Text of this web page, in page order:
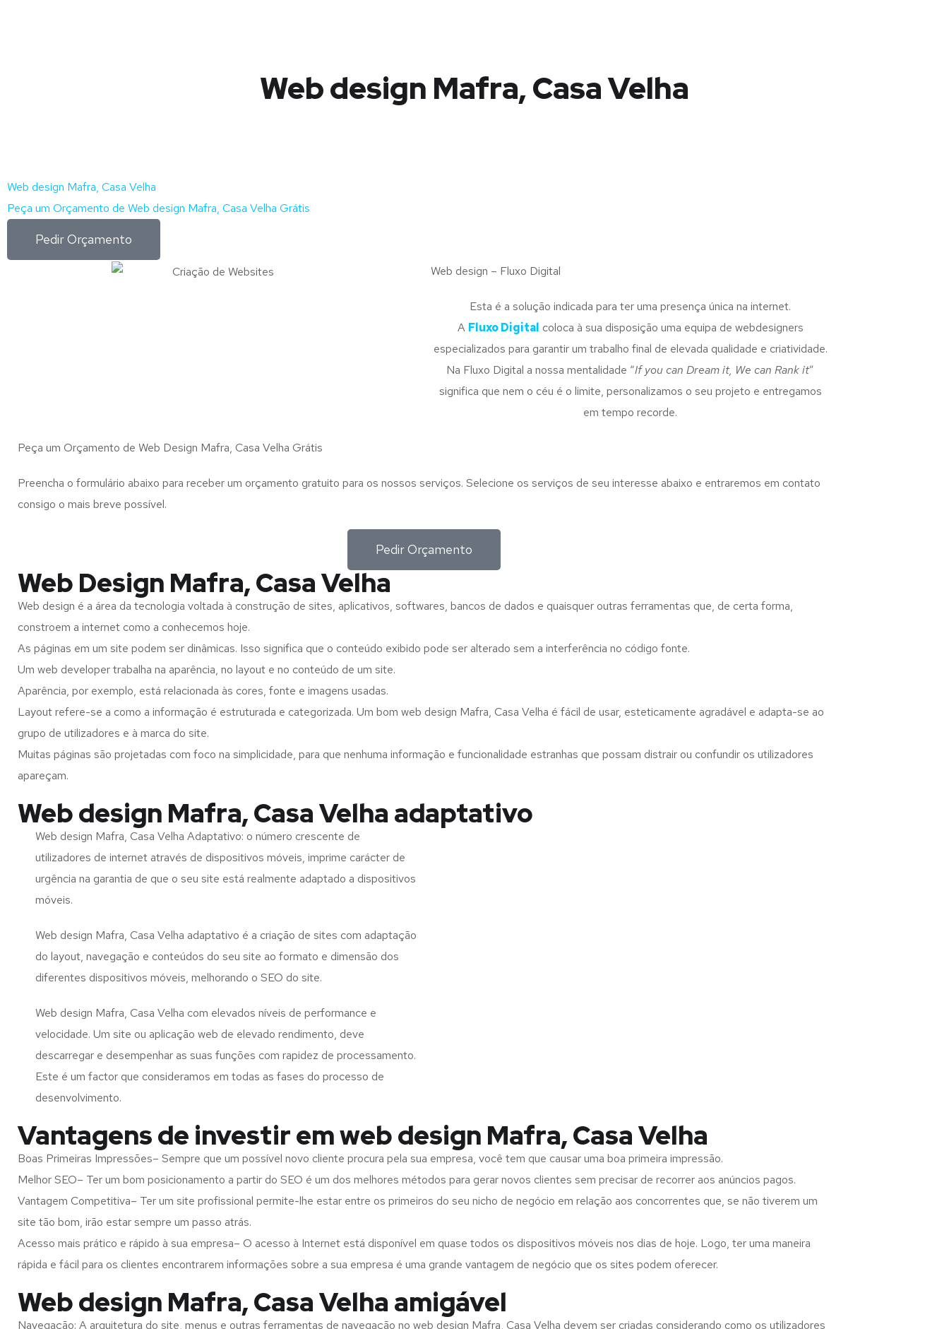
Web design Mafra, Casa Velha
Web design Mafra, Casa Velha
Peça um Orçamento de Web design Mafra, Casa Velha Grátis
Pedir Orçamento
Web design – Fluxo Digital
Esta é a solução indicada para ter uma presença única na internet.
A Fluxo Digital coloca à sua disposição uma equipa de webdesigners
especializados para garantir um trabalho final de elevada qualidade e criatividade.
Na Fluxo Digital a nossa mentalidade “If you can Dream it, We can Rank it”
significa que nem o céu é o limite, personalizamos o seu projeto e entregamos
em tempo recorde.
Peça um Orçamento de Web Design Mafra, Casa Velha Grátis
Preencha o formulário abaixo para receber um orçamento gratuito para os nossos serviços. Selecione os serviços de seu interesse abaixo e entraremos em contato
consigo o mais breve possível.
Pedir Orçamento
Web Design Mafra, Casa Velha
Web design é a área da tecnologia voltada à construção de sites, aplicativos, softwares, bancos de dados e quaisquer outras ferramentas que, de certa forma,
constroem a internet como a conhecemos hoje.
As páginas em um site podem ser dinâmicas. Isso significa que o conteúdo exibido pode ser alterado sem a interferência no código fonte.
Um web developer trabalha na aparência, no layout e no conteúdo de um site.
Aparência, por exemplo, está relacionada às cores, fonte e imagens usadas.
Layout refere-se a como a informação é estruturada e categorizada. Um bom web design Mafra, Casa Velha é fácil de usar, esteticamente agradável e adapta-se ao
grupo de utilizadores e à marca do site.
Muitas páginas são projetadas com foco na simplicidade, para que nenhuma informação e funcionalidade estranhas que possam distrair ou confundir os utilizadores
apareçam.
Web design Mafra, Casa Velha adaptativo
Web design Mafra, Casa Velha Adaptativo: o número crescente de
utilizadores de internet através de dispositivos móveis, imprime carácter de
urgência na garantia de que o seu site está realmente adaptado a dispositivos
móveis.
Web design Mafra, Casa Velha adaptativo é a criação de sites com adaptação
do layout, navegação e conteúdos do seu site ao formato e dimensão dos
diferentes dispositivos móveis, melhorando o SEO do site.
Web design Mafra, Casa Velha com elevados níveis de performance e
velocidade. Um site ou aplicação web de elevado rendimento, deve
descarregar e desempenhar as suas funções com rapidez de processamento.
Este é um factor que consideramos em todas as fases do processo de
desenvolvimento.
Vantagens de investir em web design Mafra, Casa Velha
Boas Primeiras Impressões– Sempre que um possível novo cliente procura pela sua empresa, você tem que causar uma boa primeira impressão.
Melhor SEO– Ter um bom posicionamento a partir do SEO é um dos melhores métodos para gerar novos clientes sem precisar de recorrer aos anúncios pagos.
Vantagem Competitiva– Ter um site profissional permite-lhe estar entre os primeiros do seu nicho de negócio em relação aos concorrentes que, se não tiverem um
site tão bom, irão estar sempre um passo atrás.
Acesso mais prático e rápido à sua empresa– O acesso à Internet está disponível em quase todos os dispositivos móveis nos dias de hoje. Logo, ter uma maneira
rápida e fácil para os clientes encontrarem informações sobre a sua empresa é uma grande vantagem de negócio que os sites podem oferecer.
Web design Mafra, Casa Velha amigável
Navegação: A arquitetura do site, menus e outras ferramentas de navegação no web design Mafra, Casa Velha devem ser criadas considerando como os utilizadores